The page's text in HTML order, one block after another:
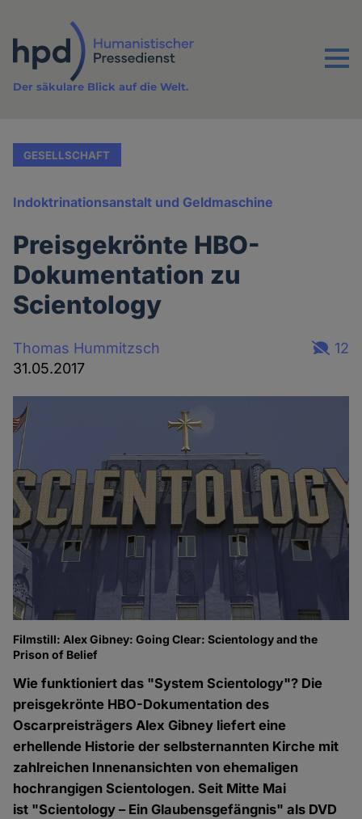
Inhalt
Menu
Der säkulare Blick auf die Welt.
GESELLSCHAFT
Indoktrinationsanstalt und Geldmaschine
Preisgekrönte HBO-
Dokumentation zu
Scientology
Thomas Hummitzsch
31.05.2017
12
Filmstill: Alex Gibney: Going Clear: Scientology and the
Prison of Belief
Wie funktioniert das "System Scientology"? Die
preisgekrönte HBO-Dokumentation des
Oscarpreisträgers Alex Gibney liefert eine
erhellende Historie der selbsternannten Kirche mit
zahlreichen Innenansichten von ehemaligen
hochrangigen Scientologen. Seit Mitte Mai
ist "Scientology – Ein Glaubensgefängnis" als DVD